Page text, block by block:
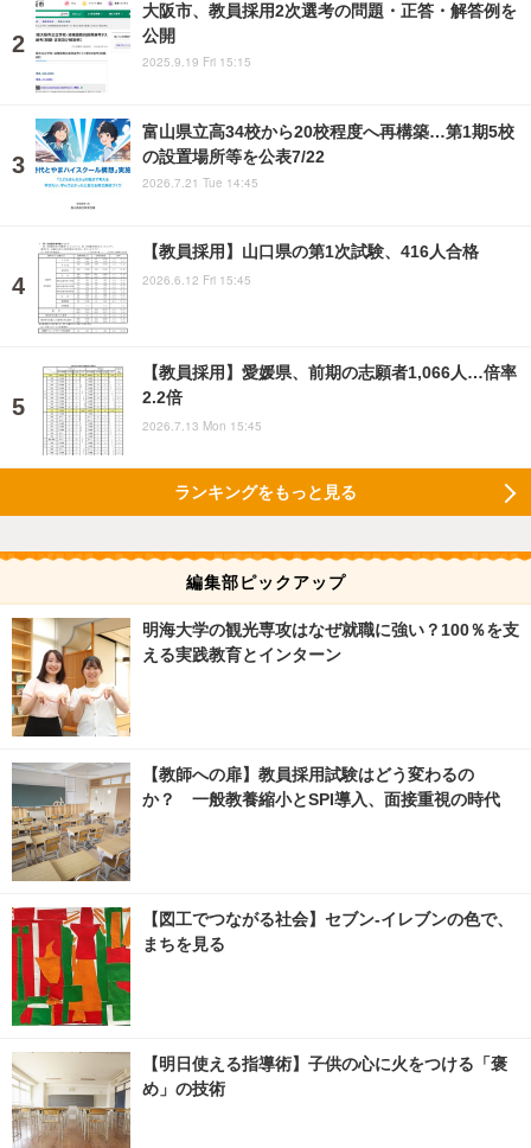
大阪市、教員採用2次選考の問題・正答・解答例を
公開
2025.9.19 Fri 15:15
富山県立高34校から20校程度へ再構築…第1期5校
の設置場所等を公表7/22
2026.7.21 Tue 14:45
【教員採用】山口県の第1次試験、416人合格
2026.6.12 Fri 15:45
【教員採用】愛媛県、前期の志願者1,066人…倍率
2.2倍
2026.7.13 Mon 15:45
ランキングをもっと見る
編集部ピックアップ
明海大学の観光専攻はなぜ就職に強い？100％を支
える実践教育とインターン
【教師への扉】教員採用試験はどう変わるの
か？ 一般教養縮小とSPI導入、面接重視の時代
【図工でつながる社会】セブン‐イレブンの色で、
まちを見る
【明日使える指導術】子供の心に火をつける「褒
め」の技術